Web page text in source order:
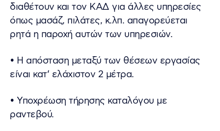
διαθέτουν και τον ΚΑΔ για άλλες υπηρεσίες
όπως μασάζ, πιλάτες, κ.λπ. απαγορεύεται
ρητά η παροχή αυτών των υπηρεσιών.
• Η απόσταση μεταξύ των θέσεων εργασίας
είναι κατ’ ελάχιστον 2 μέτρα.
• Υποχρέωση τήρησης καταλόγου με
ραντεβού.